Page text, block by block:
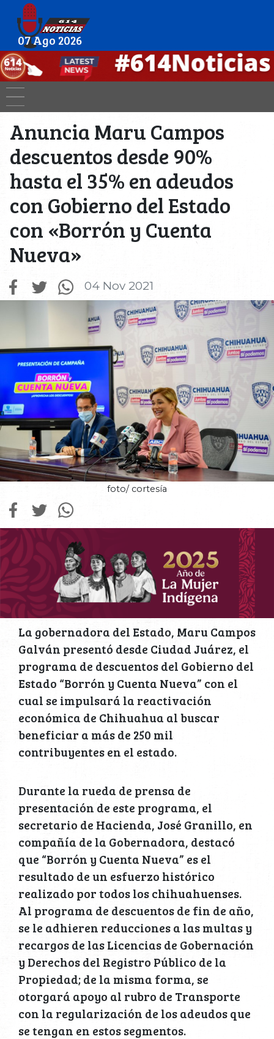
07 Ago 2026
Anuncia Maru Campos
descuentos desde 90%
hasta el 35% en adeudos
con Gobierno del Estado
con «Borrón y Cuenta
Nueva»
04 Nov 2021
foto/ cortesía
La gobernadora del Estado, Maru Campos
Galván presentó desde Ciudad Juárez, el
programa de descuentos del Gobierno del
Estado “Borrón y Cuenta Nueva” con el
cual se impulsará la reactivación
económica de Chihuahua al buscar
beneficiar a más de 250 mil
contribuyentes en el estado.
Durante la rueda de prensa de
presentación de este programa, el
secretario de Hacienda, José Granillo, en
compañía de la Gobernadora, destacó
que “Borrón y Cuenta Nueva” es el
resultado de un esfuerzo histórico
realizado por todos los chihuahuenses.
Al programa de descuentos de fin de año,
se le adhieren reducciones a las multas y
recargos de las Licencias de Gobernación
y Derechos del Registro Público de la
Propiedad; de la misma forma, se
otorgará apoyo al rubro de Transporte
con la regularización de los adeudos que
se tengan en estos segmentos.